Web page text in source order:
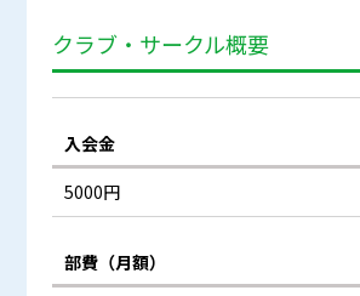
クラブ・サークル概要
入会金
5000円
部費（月額）